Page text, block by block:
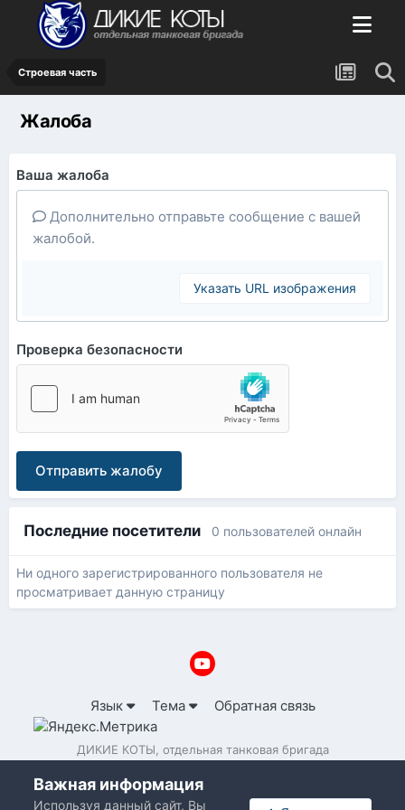
Строевая часть
Жалоба
Ваша жалоба
Дополнительно отправьте сообщение с вашей
жалобой.
Указать URL изображения
Проверка безопасности
Отправить жалобу
Последние посетители 0 пользователей онлайн
Ни одного зарегистрированного пользователя не
просматривает данную страницу
Язык Тема Обратная связь
ДИКИЕ КОТЫ, отдельная танковая бригада
Важная информация
Используя данный сайт, Вы